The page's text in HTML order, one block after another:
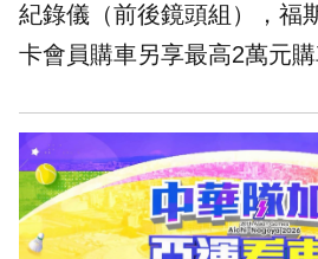
紀錄儀（前後鏡頭組），福
卡會員購車另享最高2萬元購